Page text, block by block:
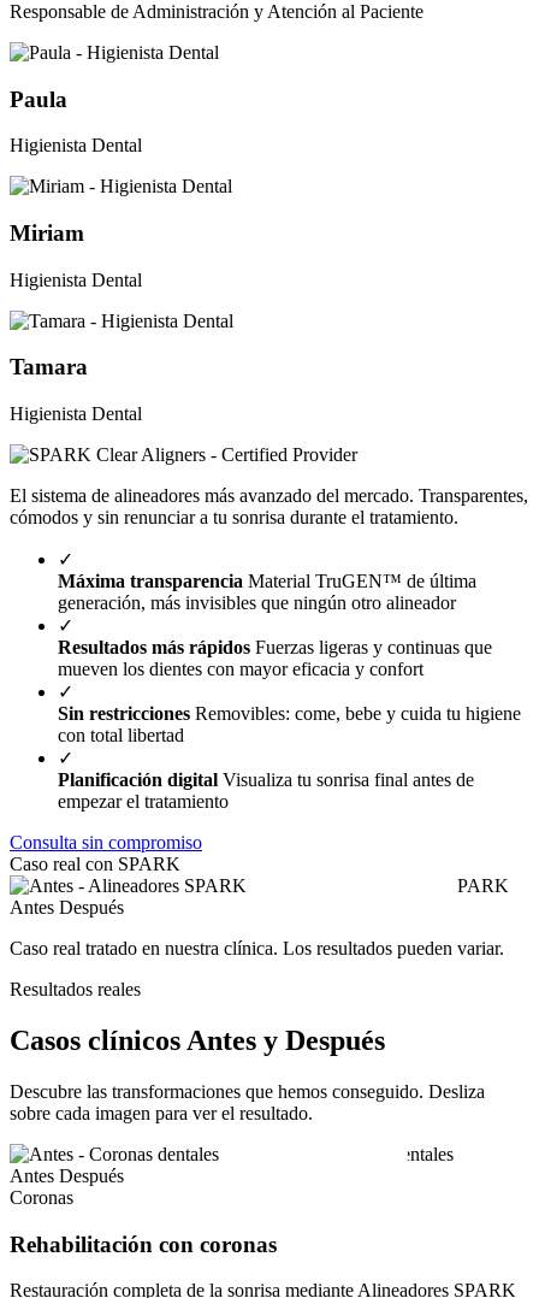
Responsable de Administración y Atención al Paciente
Paula
Higienista Dental
Miriam
Higienista Dental
Tamara
Higienista Dental
El sistema de alineadores más avanzado del mercado. Transparentes,
cómodos y sin renunciar a tu sonrisa durante el tratamiento.
✓
Máxima transparencia Material TruGEN™ de última
generación, más invisibles que ningún otro alineador
✓
Resultados más rápidos Fuerzas ligeras y continuas que
mueven los dientes con mayor eficacia y confort
✓
Sin restricciones Removibles: come, bebe y cuida tu higiene
con total libertad
✓
Planificación digital Visualiza tu sonrisa final antes de
empezar el tratamiento
Consulta sin compromiso
Caso real con SPARK
Antes Después
Caso real tratado en nuestra clínica. Los resultados pueden variar.
Resultados reales
Casos clínicos Antes y Después
Descubre las transformaciones que hemos conseguido. Desliza
sobre cada imagen para ver el resultado.
Antes Después
Coronas
Rehabilitación con coronas
Restauración completa de la sonrisa mediante Alineadores SPARK